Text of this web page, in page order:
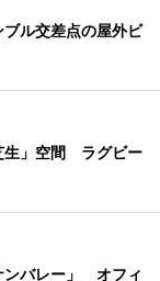
ル交差点の屋外ビ
生」空間 ラグビー
ンバレー」 オフィ